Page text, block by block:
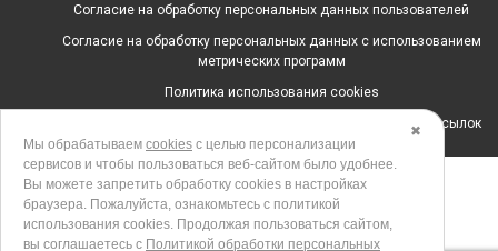
Согласие на обработку персональных данных пользователей
Согласие на обработку персональных данных с использованием
метрических программ
Политика использования cookies
Согласие на получение рекламных и информационных рассылок
✖
Мы обрабатываем cookies с целью персонализации
сервисов и чтобы пользоваться веб-сайтом было удобнее.
Вы можете запретить обработку сookies в настройках
браузера. Пожалуйста, ознакомьтесь с политикой
использования cookies. Продолжая пользоваться сайтом,
вы соглашаетесь с Политикой обработки персональных